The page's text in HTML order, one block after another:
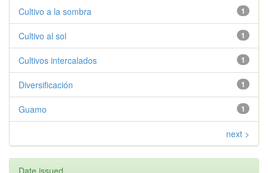
1
Cultivo a la sombra
1
Cultivo al sol
1
Cultivos intercalados
1
Diversificación
1
Guamo
next >
Date issued